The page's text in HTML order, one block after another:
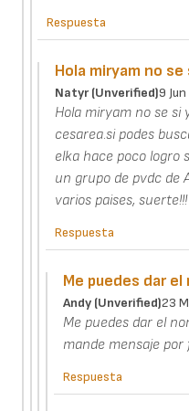
Respuesta
Hola miryam no se
Natyr (unverified)9
Hola miryam no se si
cesarea.si podes
elka hace poco logro
un grupo de pvdc de
varios paises, suerte!!!
Respuesta
Me puedes dar el
Andy (unverified)23
Me puedes dar el
mande mensaje por
Respuesta